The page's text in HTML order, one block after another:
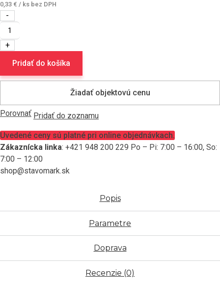
0,33 € / ks bez DPH
množstvo
Tesnenie
gumené
2“
61x77x3mm
Pridať do košíka
Žiadať objektovú cenu
Porovnať Pridať do zoznamu
Uvedené ceny sú platné pri online objednávkach.
Zákaznícka linka: +421 948 200 229 Po – Pi: 7:00 – 16:00, So:
7:00 – 12:00
shop@stavomark.sk
Popis
Parametre
Doprava
Recenzie (0)